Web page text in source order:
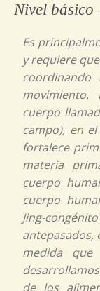
Nivel
Es
y requiere
cuerpo
campo), en
fortalece
materia
cuerpo
cuerpo
Jing-congénito
antepasados,
medida
desarrollamos
de los